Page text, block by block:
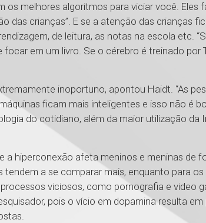
os melhores algoritmos para viciar você. Eles
das crianças”. E se a atenção das crianças
de leitura, as notas na escola etc.
em um livro. Se o cérebro é treinado por
inoportuno, apontou Haidt. “As
ficam mais inteligentes e isso não é
do cotidiano, além da maior utilização da
a hiperconexão afeta meninos e meninas de
a se comparar mais, enquanto para
viciosos, como pornografia e video
pois o vício em dopamina resulta